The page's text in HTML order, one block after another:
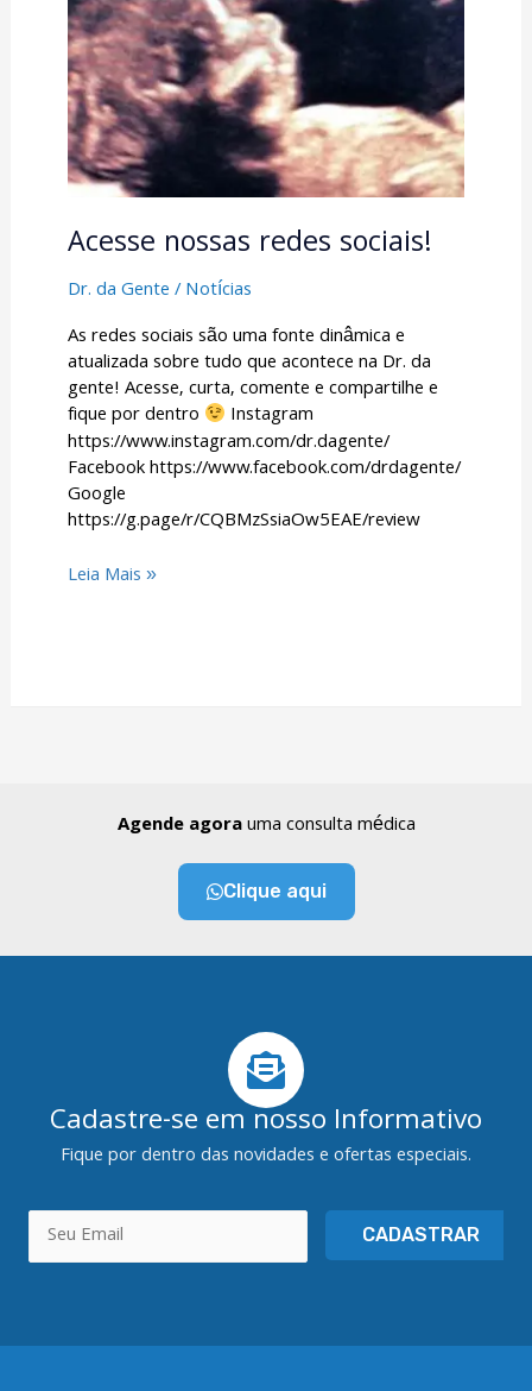
Acesse nossas redes sociais!
Dr. da Gente/Notícias
As redes sociais são uma fonte dinâmica e
atualizada sobre tudo que acontece na Dr. da
gente! Acesse, curta, comente e compartilhe e
fique por dentro
Instagram
https://www.instagram.com/dr.dagente/
Facebook https://www.facebook.com/drdagente/
Google
https://g.page/r/CQBMzSsiaOw5EAE/review
sociais!
Leia Mais »
Agende agorauma consulta médica
Clique aqui
Cadastre-se em nosso Informativo
Fique por dentro das novidades e ofertas especiais.
CADASTRAR